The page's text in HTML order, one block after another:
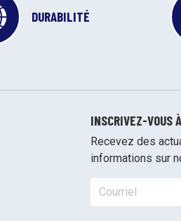
DURABILITÉ
INSCRIVEZ-VOUS
Recevez des
informations sur